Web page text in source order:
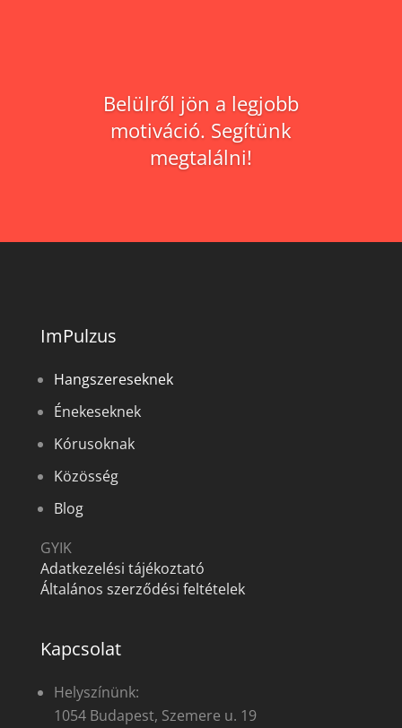
Belülről jön a legjobb
motiváció. Segítünk
megtalálni!
ImPulzus
Hangszereseknek
Énekeseknek
Kórusoknak
Közösség
Blog
GYIK
Adatkezelési tájékoztató
Általános szerződési feltételek
Kapcsolat
Helyszínünk:
1054 Budapest, Szemere u. 19